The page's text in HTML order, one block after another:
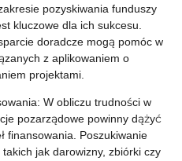
pozyskiwania funduszy
kluczowe dla ich sukcesu.
doradcze mogą pomóc w
z aplikowaniem o
projektami.
W obliczu trudności w
pozarządowe powinny dążyć
finansowania. Poszukiwanie
jak darowizny, zbiórki czy